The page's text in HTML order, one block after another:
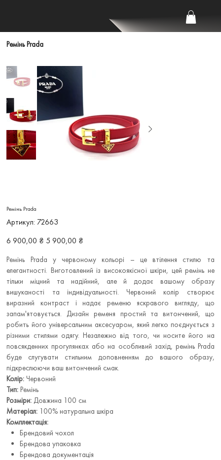
Ремінь Prada
Ремінь Prada
Артикул: Артикул
72663
72663
Звичайна
ціна
6 900,00 ₴
Ціна
зі
5 900,00 ₴
Ремінь Prada у червоному кольорі – це втілення стилю та
елегантності. Виготовлений із високоякісної шкіри, цей ремінь не
тільки міцний та надійний, але й додає вашому образу
вишуканості та індивідуальності. Червоний колір створює
виразний контраст і надає ременю яскравого вигляду, що
запам'ятовується. Дизайн ременя простий та витончений, що
робить його універсальним аксесуаром, який легко поєднується з
різними стилями одягу. Незалежно від того, чи носите його на
повсякденних прогулянках або на особливий захід, ремінь Prada
буде слугувати стильним доповненням до вашого образу,
підкреслюючи ваш витончений смак.
Колір: Червоний
Тип: Ремінь
Розміри: Довжина 100 см
Матеріал: 100% натуральна шкіра
Комплектація:
Брендовий чохол
Брендова упаковка
Брендова документація